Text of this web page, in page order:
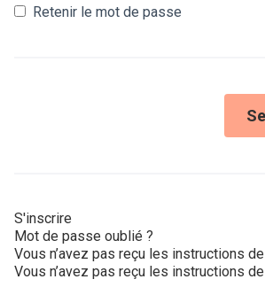
Retenir le mot de passe
S'inscrire
Mot de passe oublié ?
Vous n’avez pas reçu les instructions
Vous n’avez pas reçu les instructions